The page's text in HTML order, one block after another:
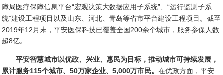
障局医疗保障信息平台“宏观决策大数据应用子系统”、“运行监测子系
统”建设工程项目以及山东、河北、青岛等省市平台建设工程项目。截至
2019年12月末，平安医保科技已覆盖全国200余个城市，服务参保人数
超8亿。
平安智慧城市以优政、兴业、惠民为目标，推动城市可持续发展，
累计服务115个城市、50万家企业、5,000万市民。在优政方面，平安